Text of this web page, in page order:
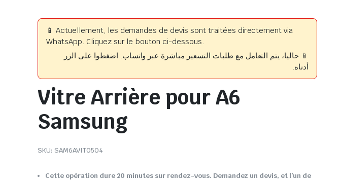
📱 Actuellement, les demandes de devis sont traitées directement via
WhatsApp. Cliquez sur le bouton ci-dessous.
📱 حاليا، يتم التعامل مع طلبات التسعير مباشرة عبر واتساب. اضغطوا على الزر
أدناه.
Vitre Arrière pour A6
Samsung
SKU: SAM6AVIT0504
Cette opération dure 20 minutes sur rendez-vous. Demandez un devis, et l’un de